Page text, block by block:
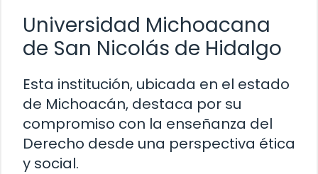
Universidad Michoacana
de San Nicolás de Hidalgo
Esta institución, ubicada en el estado
de Michoacán, destaca por su
compromiso con la enseñanza del
Derecho desde una perspectiva ética
y social.